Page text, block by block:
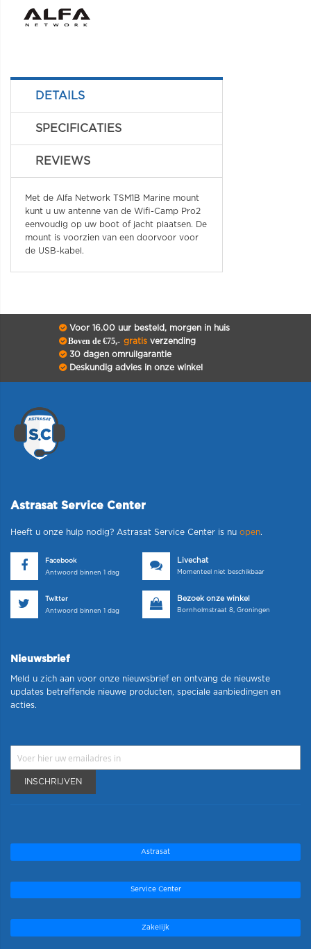
DETAILS
SPECIFICATIES
REVIEWS
Met de Alfa Network TSM1B Marine mount
kunt u uw antenne van de Wifi-Camp Pro2
eenvoudig op uw boot of jacht plaatsen. De
mount is voorzien van een doorvoor voor
de USB-kabel.
Voor 16.00 uur besteld, morgen in huis
Boven de €75,- gratisverzending
30 dagen omruilgarantie
Deskundig advies in onze winkel
Astrasat Service Center
Heeft u onze hulp nodig? Astrasat Service Center is nu open.
Facebook
Antwoord binnen 1 dag
Livechat
Momenteel niet beschikbaar
Twitter
Antwoord binnen 1 dag
Bezoek onze winkel
Bornholmstraat 8, Groningen
Nieuwsbrief
Meld u zich aan voor onze nieuwsbrief en ontvang de nieuwste
updates betreffende nieuwe producten, speciale aanbiedingen en
acties.
INSCHRIJVEN
Astrasat
Service Center
Zakelijk